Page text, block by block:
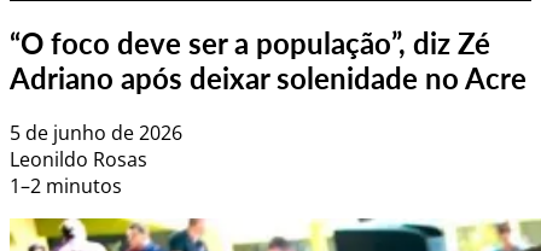
“O foco deve ser a população”, diz Zé
Adriano após deixar solenidade no Acre
5 de junho de 2026
Leonildo Rosas
1–2 minutos